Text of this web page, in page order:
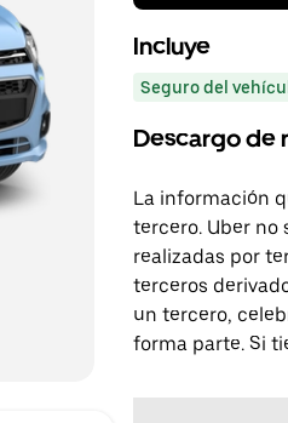
Incluye
Seguro del
Descargo de
La información
tercero. Uber no
realizadas por
terceros
un tercero,
forma parte. Si